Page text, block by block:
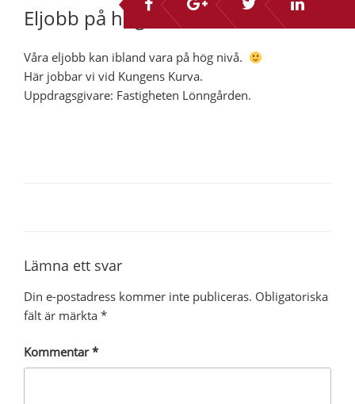
Eljobb på hög nivå
Våra eljobb kan ibland vara på hög nivå.
Här jobbar vi vid Kungens Kurva.
Uppdragsgivare: Fastigheten Lönngården.
Lämna ett svar
Din e-postadress kommer inte publiceras. Obligatoriska
fält är märkta *
Kommentar*